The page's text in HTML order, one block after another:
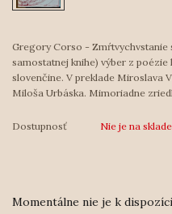
Gregory Corso - Zmŕtvychvstanie
samostatnej knihe) výber z
slovenčine. V preklade Miroslava
Miloša Urbáska. Mimoriadne
Dostupnosť Nie je na sklade
Momentálne nie je k